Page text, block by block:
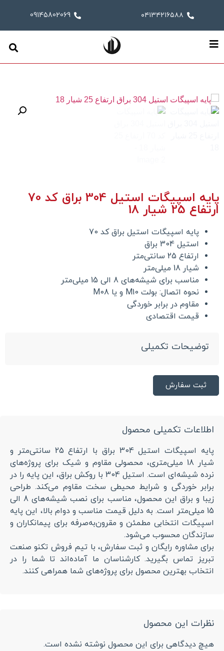
۰۴۱۳۴۲۱۶۵۸۸ 09145802069
پایه اسپیگات استیل 304 براق کد 70
ارتفاع 25 شیار 18
پایه اسپیگات استیل براق کد 70
استیل 304 براق
ارتفاع 25 سانتی‌متر
شیار 18 میلی‌متر
مناسب برای شیشه‌های 8 الی 15 میلی‌متر
نحوه اتصال: بولت M10 و یا M08
مقاوم در برابر خوردگی
قیمت اقتصادی
توضیحات تکمیلی
ثبت سفارش
اطلاعات تکمیلی محصول
پایه اسپیگات استیل 304 براق با ارتفاع 25 سانتی‌متر و
شیار 18 میلی‌متری، محصولی مقاوم و شیک برای پروژه‌های
نرده شیشه‌ای است. استیل 304 با روکش براق، این پایه را در
برابر خوردگی و شرایط محیطی سخت مقاوم می‌کند. طراحی
زیبا و براق این محصول، مناسب برای نصب شیشه‌های 8 الی
15 میلی‌متر است. به دلیل قیمت مناسب و دوام بالا، این پایه
اسپیگات انتخابی مطمئن و مقرون‌به‌صرفه برای پیمانکاران و
سازندگان محسوب می‌شود.
برای مشاوره رایگان و ثبت سفارش، با تیم فروش تکنو صنعت
تبریز تماس بگیرید. کارشناسان ما آماده‌اند تا شما را در
انتخاب بهترین محصول برای پروژه‌های شما همراهی کنند.
نظرات این محصول
هیچ دیدگاهی برای این محصول نوشته نشده است.